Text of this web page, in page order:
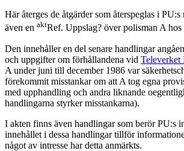
Här återges de åtgärder som återspeglas i
även en aktRef. Uppslag? över polisman A hos
Den innehåller en del senare handlingar
och uppgifter om förhållandena vid Televerket
A under juni till december 1986 var
förekommit misstankar om att A tog egna
med upphandling och andra liknande
handlingarna styrker misstankarna).
I akten finns även handlingar som berör PU:s
innehållet i dessa handlingar tillför
något av intresse har detta anmärkts.